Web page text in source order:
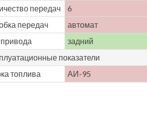
передач
6
передач
автомат
задний
показатели
топлива
АИ-95